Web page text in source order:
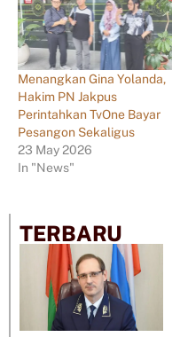
Menangkan Gina Yolanda,
Hakim PN Jakpus
Perintahkan TvOne Bayar
Pesangon Sekaligus
23 May 2026
In "News"
TERBARU